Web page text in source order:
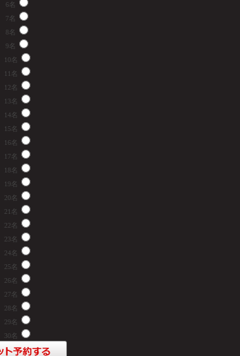
6名
7名
8名
9名
10名
11名
12名
13名
14名
15名
16名
17名
18名
19名
20名
21名
22名
23名
24名
25名
26名
27名
28名
29名
30名